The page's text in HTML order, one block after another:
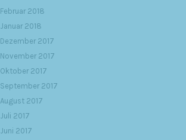
Februar 2018
Januar 2018
Dezember 2017
November 2017
Oktober 2017
September 2017
August 2017
Juli 2017
Juni 2017